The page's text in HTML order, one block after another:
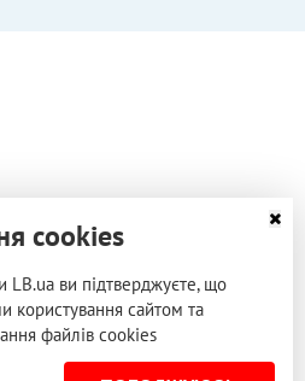
cookies
ви підтверджуєте, що
користування сайтом та
файлів cookies